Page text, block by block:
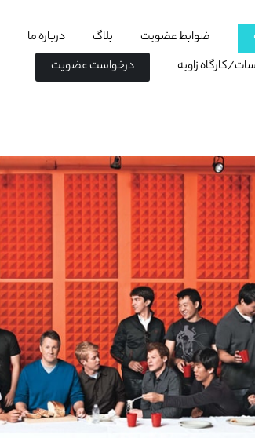
ضوابط عضویت بلاگ درباره ما
کارگاه زاویه درخواست عضویت